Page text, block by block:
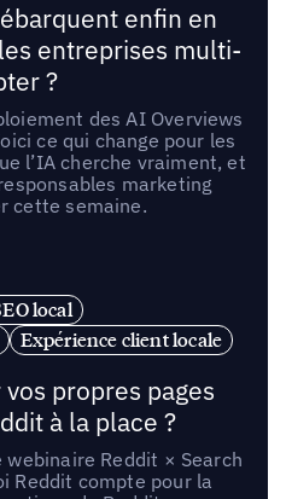
enfin en
entreprises multi-
?
des AI Overviews
ce qui change pour les
l’IA cherche vraiment, et
marketing
cette semaine.
local
Expérience client locale
propres pages
à la place ?
Reddit × Search
Reddit compte pour la